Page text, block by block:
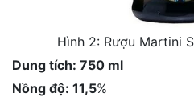
Hình 2: Rượu Martini
Dung tích: 750 ml
Nồng độ: 11,5%